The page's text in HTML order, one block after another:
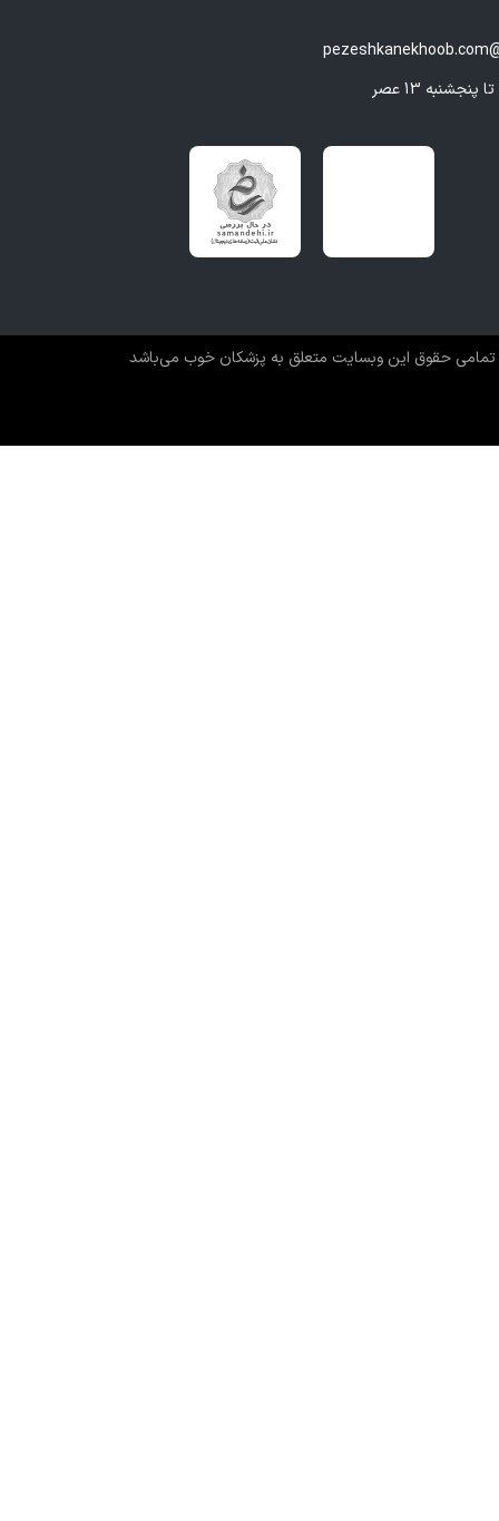
تمامی حقوق این وبسایت متعلق به پزشکان خوب می‌باشد